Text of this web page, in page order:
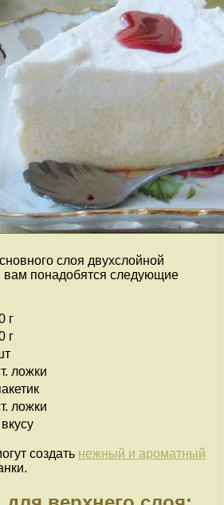
слоя двухслойной
вам понадобятся следующие
г
г
ложки
ложки
создать нежный и ароматный